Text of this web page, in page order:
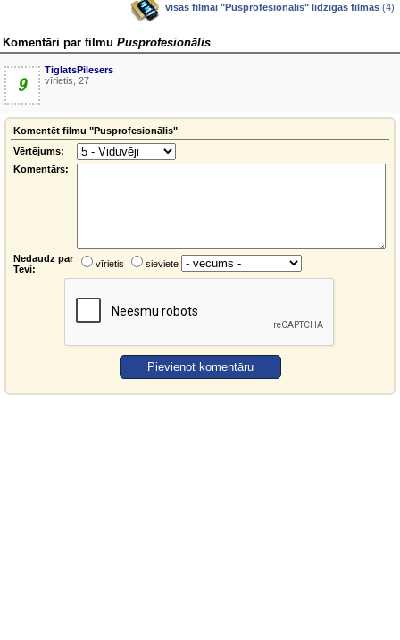
visas filmai "Pusprofesionālis" līdzīgas filmas (4)
Komentāri par filmu Pusprofesionālis
9
TiglatsPilesers
vīrietis, 27
Komentēt filmu "Pusprofesionālis"
Vērtējums:
Komentārs:
Nedaudz par
Tevi:
vīrietis sieviete